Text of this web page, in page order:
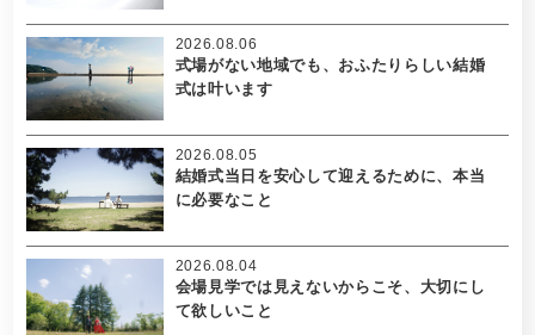
式場がない地域でも、おふたりらしい結婚
式は叶います
2026.08.06
結婚式当日を安心して迎えるために、本当
に必要なこと
2026.08.05
会場見学では見えないからこそ、大切にし
て欲しいこと
2026.08.04